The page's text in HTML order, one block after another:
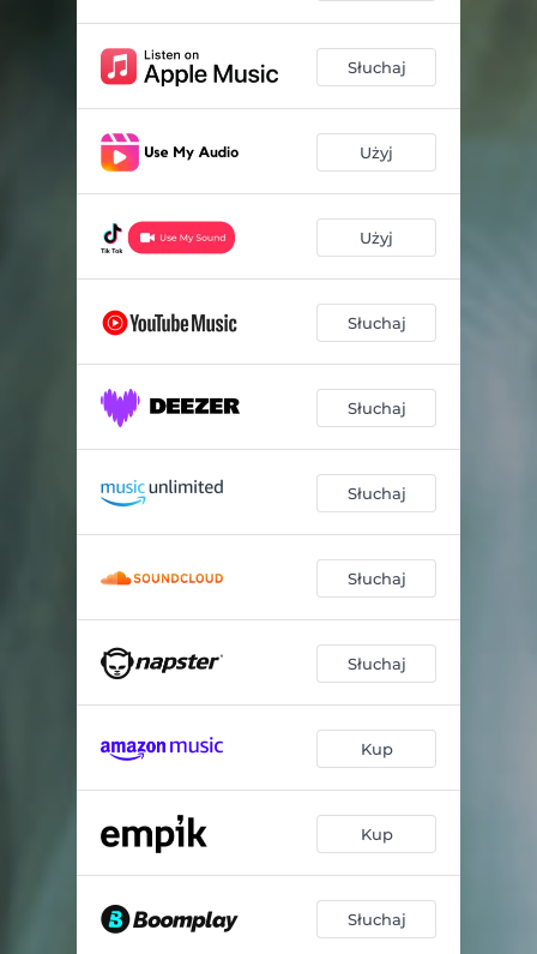
Słuchaj
Użyj
Użyj
Słuchaj
Słuchaj
Słuchaj
Słuchaj
Słuchaj
Kup
Kup
Słuchaj